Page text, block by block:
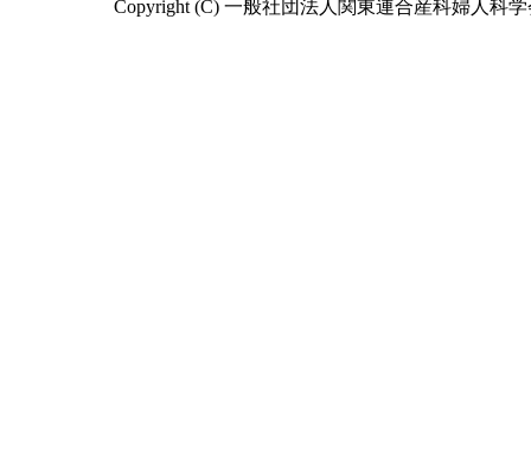
Copyright (C) 一般社団法人関東連合産科婦人科